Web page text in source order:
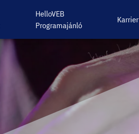
HelloVEB
Programajánló
Karrier